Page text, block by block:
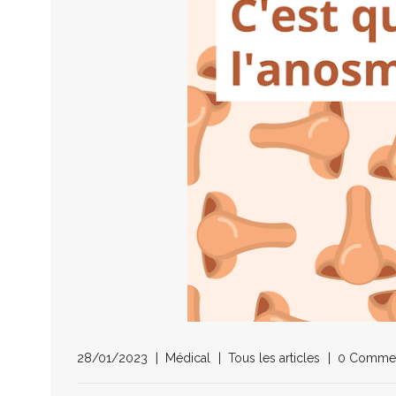
28/01/2023 Médical Tous les articles 0